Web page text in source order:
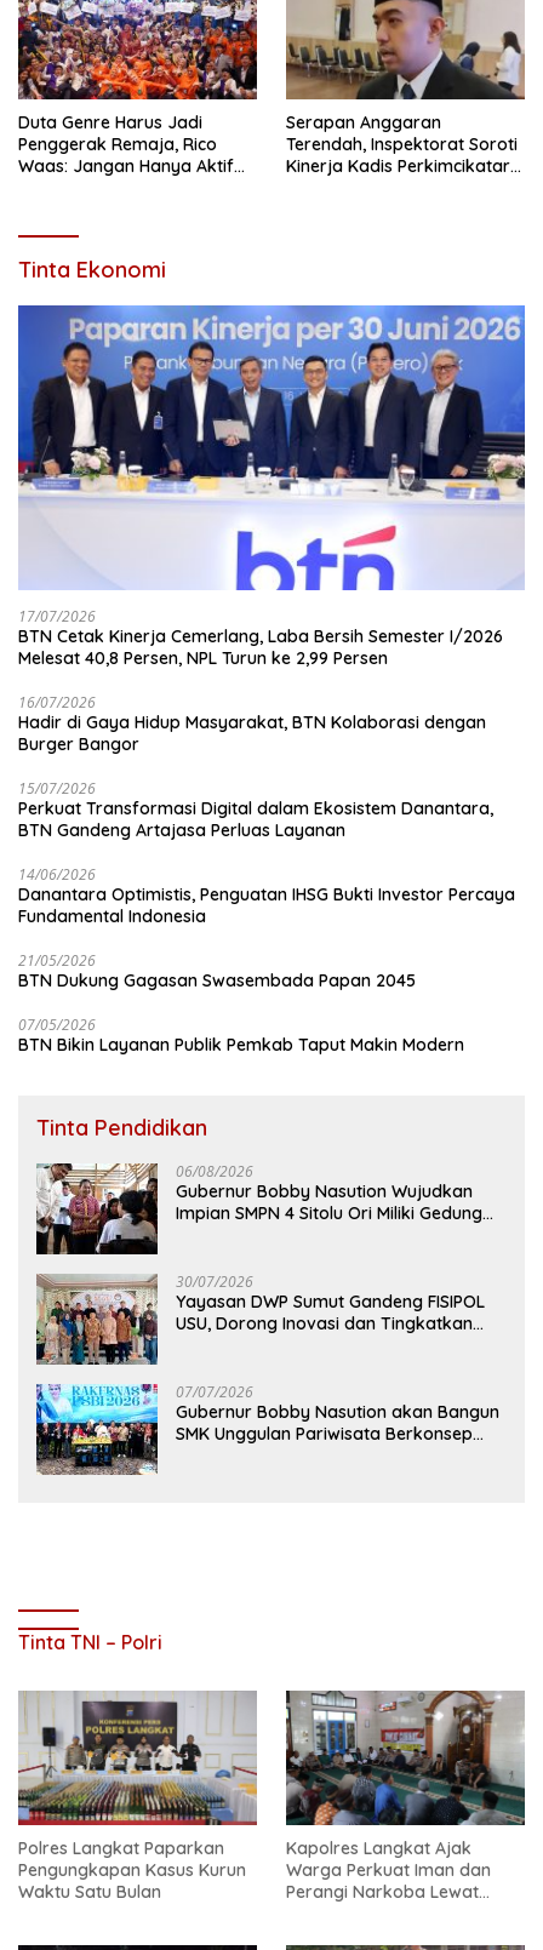
Duta Genre Harus Jadi
Penggerak Remaja, Rico
Waas: Jangan Hanya Aktif
Serapan Anggaran
Terendah, Inspektorat Soroti
Kinerja Kadis Perkimcikataru
Tinta Ekonomi
17/07/2026
BTN Cetak Kinerja Cemerlang, Laba Bersih Semester I/2026
Melesat 40,8 Persen, NPL Turun ke 2,99 Persen
16/07/2026
Hadir di Gaya Hidup Masyarakat, BTN Kolaborasi dengan
Burger Bangor
15/07/2026
Perkuat Transformasi Digital dalam Ekosistem Danantara,
BTN Gandeng Artajasa Perluas Layanan
14/06/2026
Danantara Optimistis, Penguatan IHSG Bukti Investor Percaya
Fundamental Indonesia
21/05/2026
BTN Dukung Gagasan Swasembada Papan 2045
07/05/2026
BTN Bikin Layanan Publik Pemkab Taput Makin Modern
Tinta Pendidikan
06/08/2026
Gubernur Bobby Nasution Wujudkan
Impian SMPN 4 Sitolu Ori Miliki Gedung
30/07/2026
Yayasan DWP Sumut Gandeng FISIPOL
USU, Dorong Inovasi dan Tingkatkan
07/07/2026
Gubernur Bobby Nasution akan Bangun
SMK Unggulan Pariwisata Berkonsep
Tinta TNI – Polri
Polres Langkat Paparkan
Pengungkapan Kasus Kurun
Waktu Satu Bulan
Kapolres Langkat Ajak
Warga Perkuat Iman dan
Perangi Narkoba Lewat